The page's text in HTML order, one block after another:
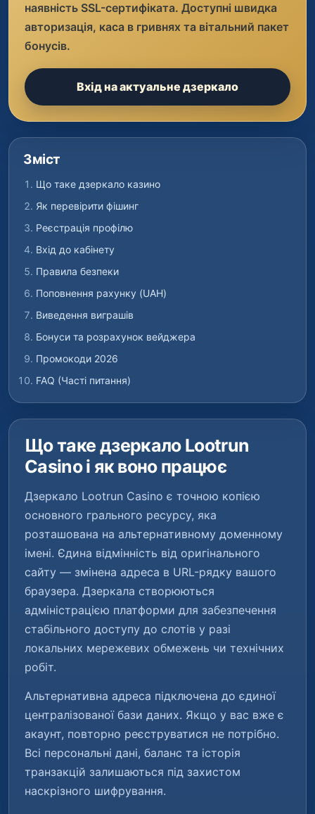
наявність SSL-сертифіката. Доступні швидка
авторизація, каса в гривнях та вітальний пакет
бонусів.
Вхід на актуальне дзеркало
Зміст
Що таке дзеркало казино
Як перевірити фішинг
Реєстрація профілю
Вхід до кабінету
Правила безпеки
Поповнення рахунку (UAH)
Виведення виграшів
Бонуси та розрахунок вейджера
Промокоди 2026
FAQ (Часті питання)
Що таке дзеркало Lootrun
Casino і як воно працює
Дзеркало Lootrun Casino є точною копією
основного грального ресурсу, яка
розташована на альтернативному доменному
імені. Єдина відмінність від оригінального
сайту — змінена адреса в URL-рядку вашого
браузера. Дзеркала створюються
адміністрацією платформи для забезпечення
стабільного доступу до слотів у разі
локальних мережевих обмежень чи технічних
робіт.
Альтернативна адреса підключена до єдиної
централізованої бази даних. Якщо у вас вже є
акаунт, повторно реєструватися не потрібно.
Всі персональні дані, баланс та історія
транзакцій залишаються під захистом
наскрізного шифрування.